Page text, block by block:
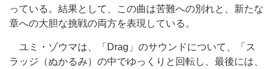
っている。結果として、この曲は苦難への別れと、新たな
章への大胆な挑戦の両方を表現している。
ユミ・ゾウマは、「Drag」のサウンドについて、「ス
ラッジ（ぬかるみ）の中でゆっくりと回転し、最後には、